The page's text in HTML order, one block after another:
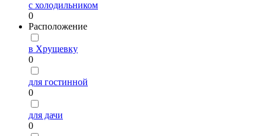
с холодильником
0
Расположение
в Хрущевку
0
для гостинной
0
для дачи
0